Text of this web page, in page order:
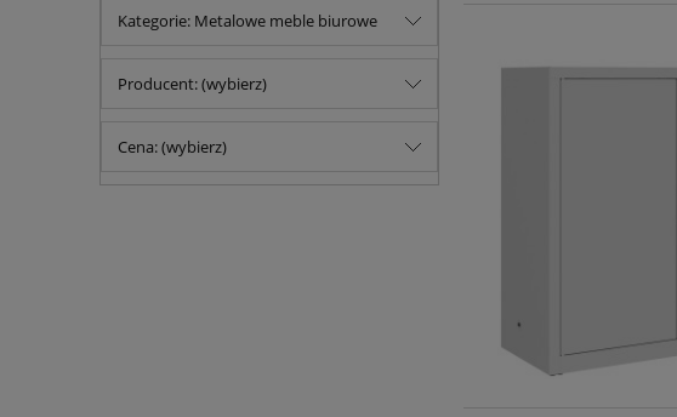
Kategorie: Metalowe meble biurowe
Producent: (wybierz)
Cena: (wybierz)